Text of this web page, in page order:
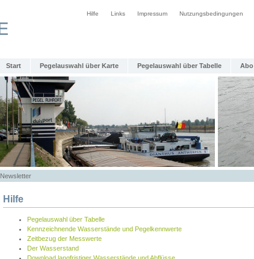
Hilfe Links Impressum Nutzungsbedingungen
Start Pegelauswahl über Karte Pegelauswahl über Tabelle Abo
Newsletter
Hilfe
Pegelauswahl über Tabelle
Kennzeichnende Wasserstände und Pegelkennwerte
Zeitbezug der Messwerte
Der Wasserstand